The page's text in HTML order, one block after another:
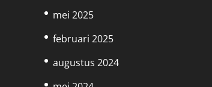
mei 2025
februari 2025
augustus 2024